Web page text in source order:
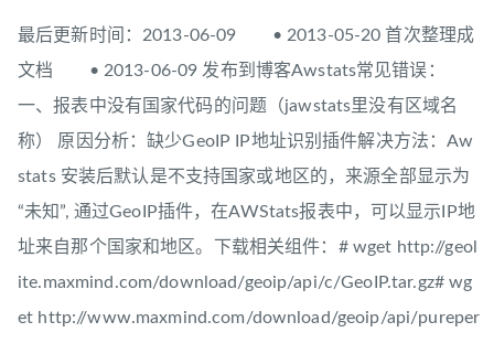
最后更新时间：2013-06-09 • 2013-05-20 首次整理成
文档 • 2013-06-09 发布到博客Awstats常见错误：
一、报表中没有国家代码的问题（jawstats里没有区域名
称） 原因分析：缺少GeoIP IP地址识别插件解决方法：Aw
stats 安装后默认是不支持国家或地区的，来源全部显示为
“未知”, 通过GeoIP插件，在AWStats报表中，可以显示IP地
址来自那个国家和地区。下载相关组件：# wget http://geol
ite.maxmind.com/download/geoip/api/c/GeoIP.tar.gz# wg
et http://www.maxmind.com/download/geoip/api/pureper